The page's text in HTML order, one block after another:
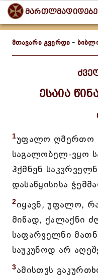
მთავარი გვერდი -
ესაია
1უფალო ღმერთო
საგალობელ-ვყო
ჰქმნენ
დასაწყისისა
2იყავნ, უფალო,
მიწად, ქალაქნი
საფარველნი
საუკუნოდ არ
3ამისთჳს